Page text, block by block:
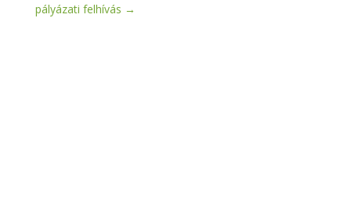
pályázati felhívás →